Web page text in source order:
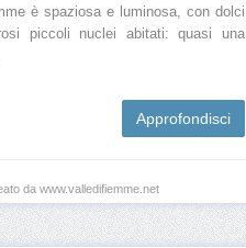
è spaziosa e luminosa, con dolci
piccoli nuclei abitati: quasi una
Approfondisci
da www.valledifiemme.net